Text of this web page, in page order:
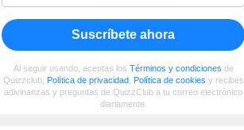
Suscríbete ahora
Al seguir usando, aceptas los Términos y condiciones de
Quizzclub, Política de privacidad, Política de cookies y recibes
adivinanzas y preguntas de QuizzClub a tu correo electrónico
diariamente.